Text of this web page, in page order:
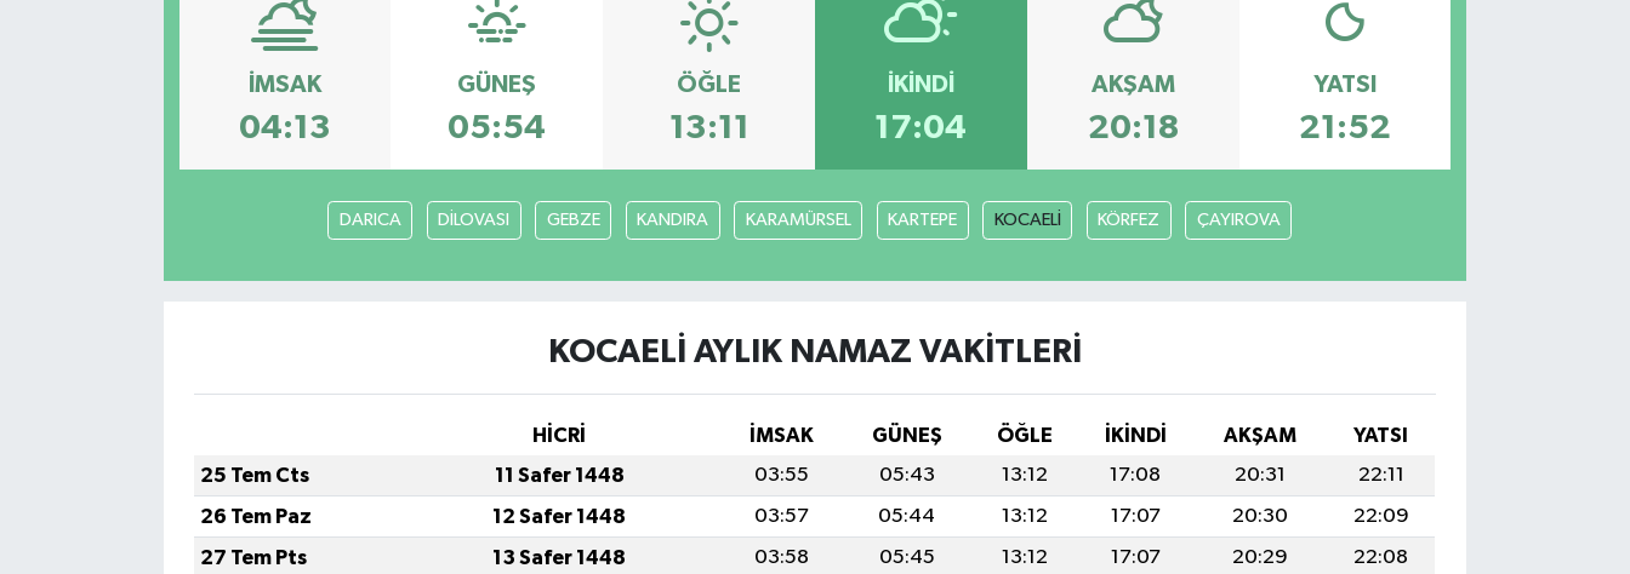
İMSAK
04:13
GÜNEŞ
05:54
ÖĞLE
13:11
İKINDI
17:04
AKŞAM
20:18
YATSI
21:52
DARICA DİLOVASI GEBZE KANDIRA KARAMÜRSEL KARTEPE KOCAELİ KÖRFEZ ÇAYIROVA
KOCAELİ AYLIK NAMAZ VAKITLERI
HİCRİ İMSAK GÜNEŞ ÖĞLE İKINDI AKŞAM
YATSI
25 Tem Cts
11 Safer 1448 03:55 05:43 13:12 17:08 20:31
22:11
26 Tem Paz
12 Safer 1448 03:57 05:44 13:12 17:07 20:30
22:09
27 Tem Pts
13 Safer 1448 03:58 05:45 13:12 17:07 20:29
22:08